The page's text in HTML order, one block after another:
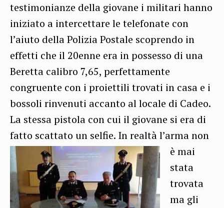
testimonianze della giovane i militari hanno
iniziato a intercettare le telefonate con
l’aiuto della Polizia Postale scoprendo in
effetti che il 20enne era in possesso di una
Beretta calibro 7,65, perfettamente
congruente con i proiettili trovati in casa e i
bossoli rinvenuti accanto al locale di Cadeo.
La stessa pistola con cui il giovane si era di
fatto scattato un selfie. In realtà l’arma non
è mai
stata
trovata
ma gli